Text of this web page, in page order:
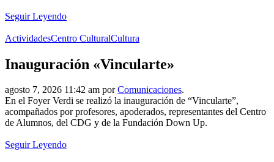
Seguir Leyendo
ActividadesCentro CulturalCultura
Inauguración «Vincularte»
agosto 7, 2026 11:42 am porComunicaciones.
En el Foyer Verdi se realizó la inauguración de “Vincularte”,
acompañados por profesores, apoderados, representantes del Centro
de Alumnos, del CDG y de la Fundación Down Up.
Seguir Leyendo